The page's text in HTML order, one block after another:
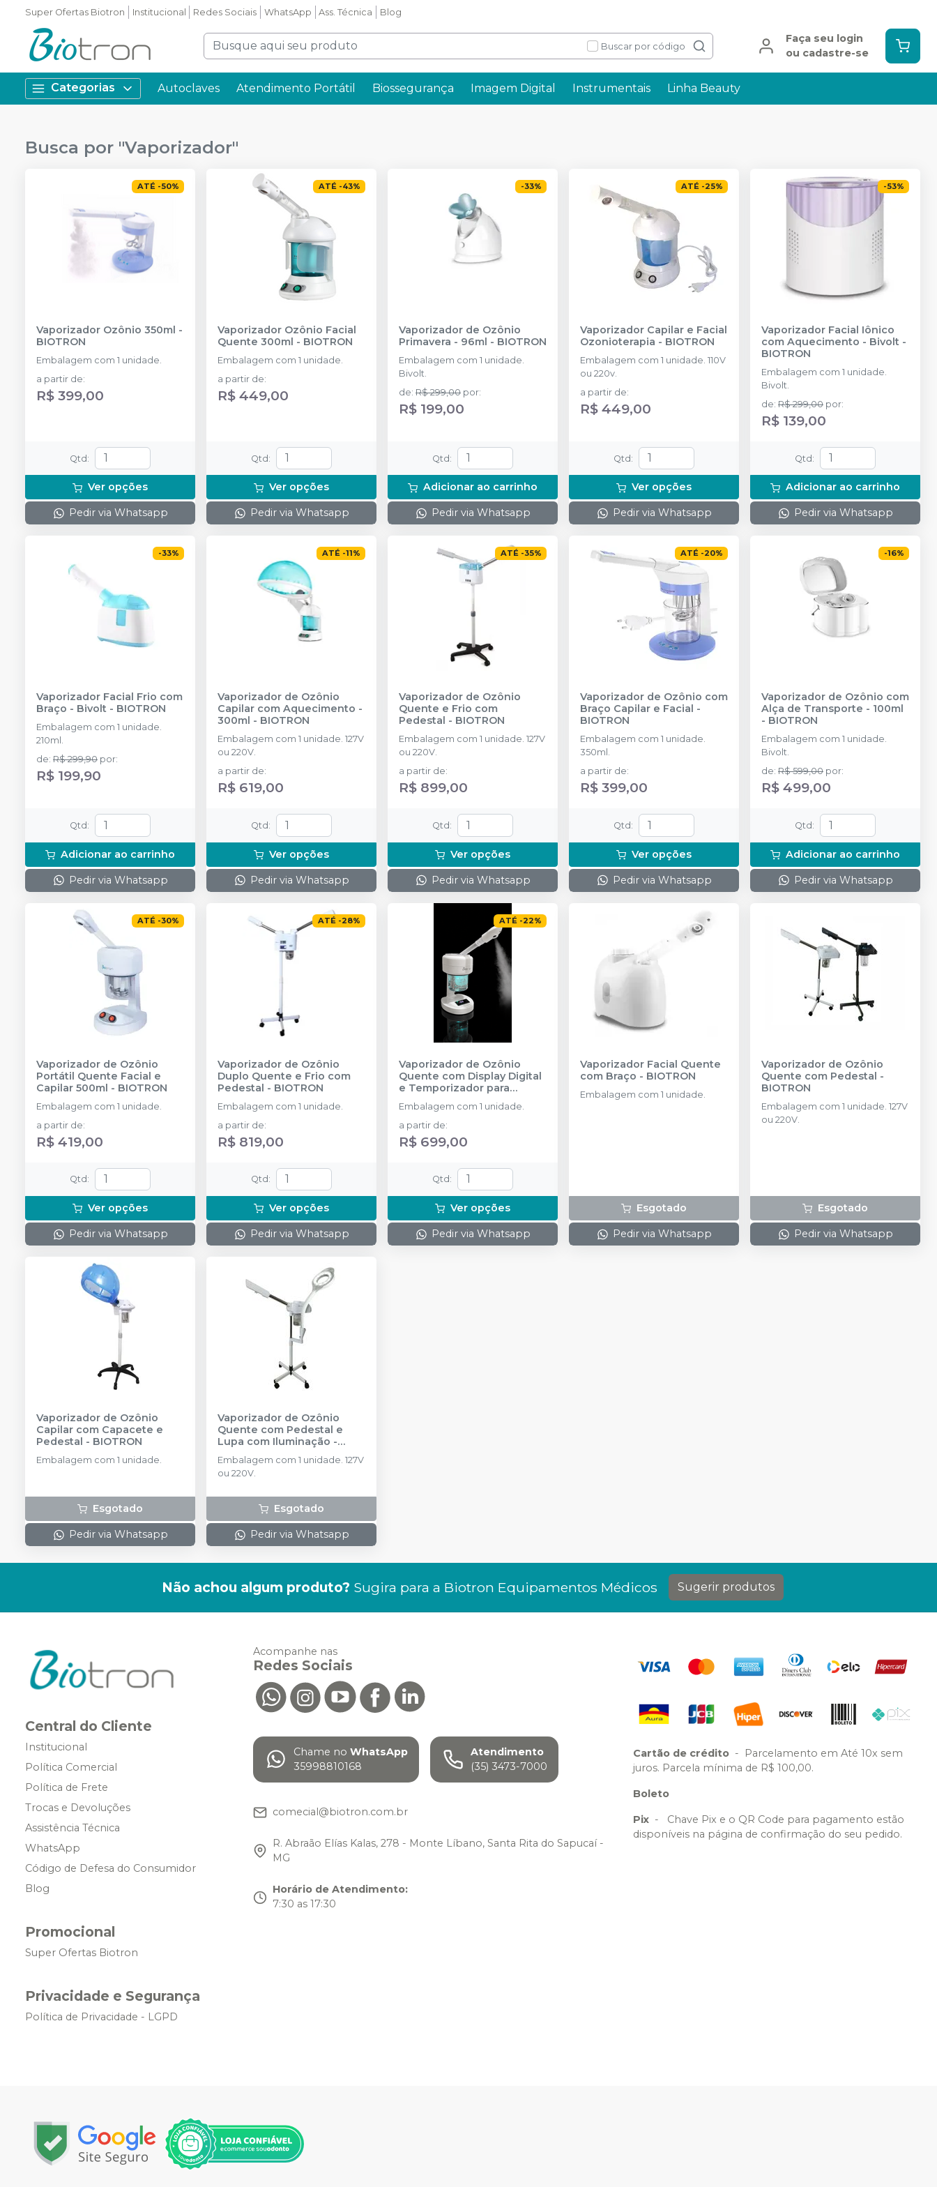
Super Ofertas Biotron Institucional Redes Sociais WhatsApp Ass. Técnica Blog
Buscar por código
Faça seu login
ou cadastre-se
Categorias Autoclaves Atendimento Portátil Biossegurança Imagem Digital Instrumentais Linha Beauty
Busca por "Vaporizador"
ATÉ -50%
Vaporizador Ozônio 350ml -
BIOTRON
Embalagem com 1 unidade.
a partir de:
R$ 399,00
Qtd:
Ver opções
Pedir via Whatsapp
ATÉ -43%
Vaporizador Ozônio Facial
Quente 300ml - BIOTRON
Embalagem com 1 unidade.
a partir de:
R$ 449,00
Qtd:
Ver opções
Pedir via Whatsapp
-33%
Vaporizador de Ozônio
Primavera - 96ml - BIOTRON
Embalagem com 1 unidade.
Bivolt.
de: R$ 299,00 por:
R$ 199,00
Qtd:
Adicionar ao carrinho
Pedir via Whatsapp
ATÉ -25%
Vaporizador Capilar e Facial
Ozonioterapia - BIOTRON
Embalagem com 1 unidade. 110V
ou 220v.
a partir de:
R$ 449,00
Qtd:
Ver opções
Pedir via Whatsapp
-53%
Vaporizador Facial Iônico
com Aquecimento - Bivolt -
BIOTRON
Embalagem com 1 unidade.
Bivolt.
de: R$ 299,00 por:
R$ 139,00
Qtd:
Adicionar ao carrinho
Pedir via Whatsapp
-33%
Vaporizador Facial Frio com
Braço - Bivolt - BIOTRON
Embalagem com 1 unidade.
210ml.
de: R$ 299,90 por:
R$ 199,90
Qtd :
Adicionar ao carrinho
Pedir via Whatsapp
ATÉ -11%
Vaporizador de Ozônio
Capilar com Aquecimento -
300ml - BIOTRON
Embalagem com 1 unidade. 127V
ou 220V.
a partir de:
R$ 619,00
Qtd :
Ver opções
Pedir via Whatsapp
ATÉ -35%
Vaporizador de Ozônio
Quente e Frio com
Pedestal - BIOTRON
Embalagem com 1 unidade. 127V
ou 220V.
a partir de:
R$ 899,00
Qtd :
Ver opções
Pedir via Whatsapp
ATÉ -20%
Vaporizador de Ozônio com
Braço Capilar e Facial -
BIOTRON
Embalagem com 1 unidade.
350ml.
a partir de:
R$ 399,00
Qtd :
Ver opções
Pedir via Whatsapp
-16%
Vaporizador de Ozônio com
Alça de Transporte - 100ml
- BIOTRON
Embalagem com 1 unidade.
Bivolt.
de: R$ 599,00 por:
R$ 499,00
Qtd :
Adicionar ao carrinho
Pedir via Whatsapp
ATÉ -30%
Vaporizador de Ozônio
Portátil Quente Facial e
Capilar 500ml - BIOTRON
Embalagem com 1 unidade.
a partir de:
R$ 419,00
Qtd :
Ver opções
Pedir via Whatsapp
ATÉ -28%
Vaporizador de Ozônio
Duplo Quente e Frio com
Pedestal - BIOTRON
Embalagem com 1 unidade.
a partir de:
R$ 819,00
Qtd :
Ver opções
Pedir via Whatsapp
ATÉ -22%
Vaporizador de Ozônio
Quente com Display Digital
e Temporizador para
Tratamentos Faciais e
Capilares – Registro Anvisa
- BIOTRON
Embalagem com 1 unidade.
a partir de:
R$ 699,00
Qtd :
Ver opções
Pedir via Whatsapp
Vaporizador Facial Quente
com Braço - BIOTRON
Embalagem com 1 unidade.
Esgotado
Pedir via Whatsapp
Vaporizador de Ozônio
Quente com Pedestal -
BIOTRON
Embalagem com 1 unidade. 127V
ou 220V.
Esgotado
Pedir via Whatsapp
Vaporizador de Ozônio
Capilar com Capacete e
Pedestal - BIOTRON
Embalagem com 1 unidade.
Esgotado
Pedir via Whatsapp
Vaporizador de Ozônio
Quente com Pedestal e
Lupa com Iluminação -
BIOTRON
Embalagem com 1 unidade. 127V
ou 220V.
Esgotado
Pedir via Whatsapp
Não achou algum produto? Sugira para a Biotron Equipamentos Médicos Sugerir produtos
Central do Cliente
Institucional
Política Comercial
Política de Frete
Trocas e Devoluções
Assistência Técnica
WhatsApp
Código de Defesa do Consumidor
Blog
Promocional
Super Ofertas Biotron
Privacidade e Segurança
Política de Privacidade - LGPD
Acompanhe nas
Redes Sociais
Chame no WhatsApp
35998810168
Atendimento
(35) 3473-7000
comecial@biotron.com.br
R. Abraão Elías Kalas, 278 - Monte Líbano, Santa Rita do Sapucaí -
MG
Horário de Atendimento:
7:30 as 17:30
Cartão de crédito -
Parcelamento em Até 10x sem
juros. Parcela mínima de R$ 100,00.
Boleto
Pix -
Chave Pix e o QR Code para pagamento estão
disponíveis na página de confirmação do seu pedido.